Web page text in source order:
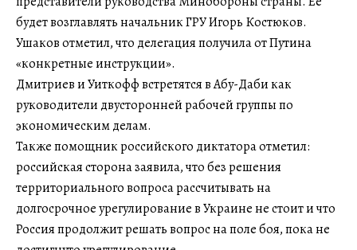
будет возглавлять начальник ГРУ Игорь Костюков.
Ушаков отметил, что делегация получила от Путина
«конкретные инструкции».
Дмитриев и Уиткофф встретятся в Абу-Даби как
руководители двусторонней рабочей группы по
экономическим делам.
Также помощник российского диктатора отметил:
российская сторона заявила, что без решения
территориального вопроса рассчитывать на
долгосрочное урегулирование в Украине не стоит и что
Россия продолжит решать вопрос на поле боя, пока не